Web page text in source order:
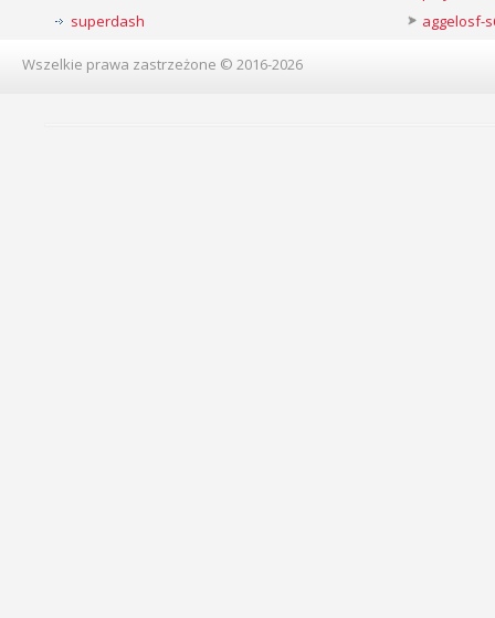
superdash
aggelosf-
Wszelkie prawa zastrzeżone © 2016-2026